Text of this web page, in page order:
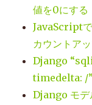
値を0にする
JavaScript
カウントア
Django
timedelta: /
Django モデ